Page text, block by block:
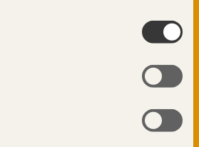
nyhetsbrev!